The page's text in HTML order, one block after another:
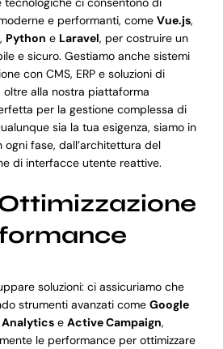
e performanti, come Vue.js,
, Python e Laravel, per costruire un
e sicuro. Gestiamo anche sistemi
con CMS, ERP e soluzioni di
oltre alla nostra piattaforma
per la gestione complessa di
sia la tua esigenza, siamo in
fase, dall’architettura del
di interfacce utente reattive.
soluzioni: ci assicuriamo che
strumenti avanzati come Google
Analyticse Active Campaign,
le performance per ottimizzare